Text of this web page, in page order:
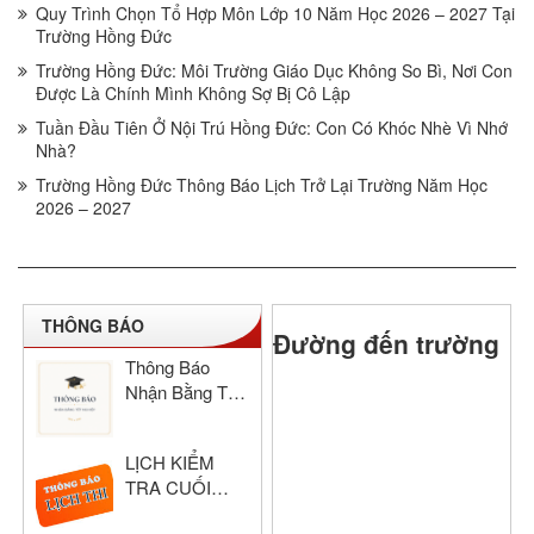
Quy Trình Chọn Tổ Hợp Môn Lớp 10 Năm Học 2026 – 2027 Tại
Trường Hồng Đức
Trường Hồng Đức: Môi Trường Giáo Dục Không So Bì, Nơi Con
Được Là Chính Mình Không Sợ Bị Cô Lập
Tuần Đầu Tiên Ở Nội Trú Hồng Đức: Con Có Khóc Nhè Vì Nhớ
Nhà?
Trường Hồng Đức Thông Báo Lịch Trở Lại Trường Năm Học
2026 – 2027
THÔNG BÁO
Thông Báo
Nhận Bằng Tốt
Đức Năm Học
2024–2025
LỊCH KIỂM
TRA CUỐI
Đường đến trường